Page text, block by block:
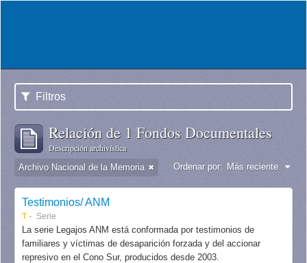
Filtros
Relación de 1 Fondos Documentales
Descripción archivística
Archivo Nacional de la Memoria Ordenar por: Más reciente
Testimonios/ ANM
T Serie
La serie Legajos ANM está conformada por testimonios de
familiares y víctimas de desaparición forzada y del accionar
represivo en el Cono Sur, producidos desde 2003.